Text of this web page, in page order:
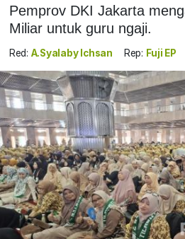
Pemprov DKI Jakarta
Miliar untuk guru ngaji.
Red: A.Syalaby Ichsan Rep: Fuji EP